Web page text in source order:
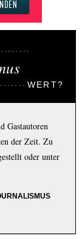
WERT?
Gastautoren
der Zeit. Zu
oder unter